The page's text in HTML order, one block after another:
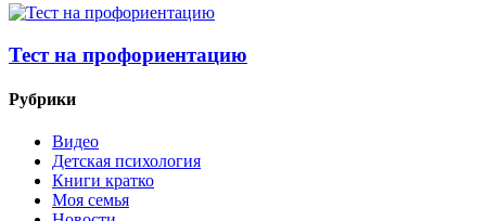
Тест на профориентацию
Рубрики
Видео
Детская психология
Книги кратко
Моя семья